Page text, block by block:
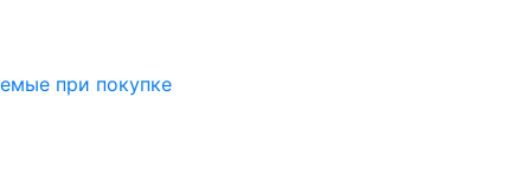
при покупке